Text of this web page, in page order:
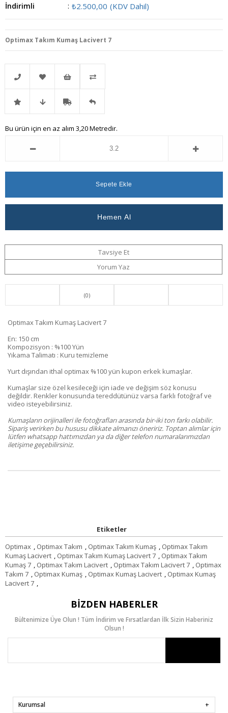
İndirimli
: ₺2.500,00 (KDV Dahil)
Optimax Takım Kumaş Lacivert 7
Telefonla
Sipariş
Favorilere
Ekle
İstek
Listeme
Karşılaştır
İndirimli Fiyat
Ver
Kargo Gelince
Bu ürün için en az alım 3,20 Metredir.
Tavsiye Et
Yorum Yaz
(0)
Optimax Takım Kumaş Lacivert 7
En: 150 cm
Kompozisyon : %100 Yün
Yıkama Talimatı : Kuru temizleme
Yurt dışından ithal optimax %100 yün kupon erkek kumaşlar.
Kumaşlar size özel kesileceği için iade ve değişim söz konusu
değildir. Renkler konusunda tereddütünüz varsa farklı fotoğraf ve
video isteyebilirsiniz.
Kumaşların orijinalleri ile fotoğrafları arasında bir-iki ton farkı olabilir.
Sipariş verirken bu hususu dikkate almanızı öneririz. Toptan alımlar için
lütfen whatsapp hattımızdan ya da diğer telefon numaralarımızdan
iletişime geçebilirsiniz.
Etiketler
Optimax , Optimax Takım , Optimax Takım Kumaş , Optimax Takım
Kumaş Lacivert , Optimax Takım Kumaş Lacivert 7 , Optimax Takım
Kumaş 7 , Optimax Takım Lacivert , Optimax Takım Lacivert 7 , Optimax
Takım 7 , Optimax Kumaş , Optimax Kumaş Lacivert , Optimax Kumaş
Lacivert 7 ,
BIZDEN HABERLER
Bültenimize Üye Olun ! Tüm İndirim ve Fırsatlardan İlk Sizin Haberiniz
Olsun !
Kurumsal